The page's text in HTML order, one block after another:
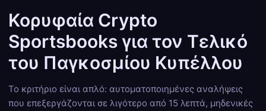
Κορυφαία Crypto
Sportsbooks για τον Τελικό
του Παγκοσμίου Κυπέλλου
Το κριτήριο είναι απλό: αυτοματοποιημένες αναλήψεις
που επεξεργάζονται σε λιγότερο από 15 λεπτά, μηδενικές